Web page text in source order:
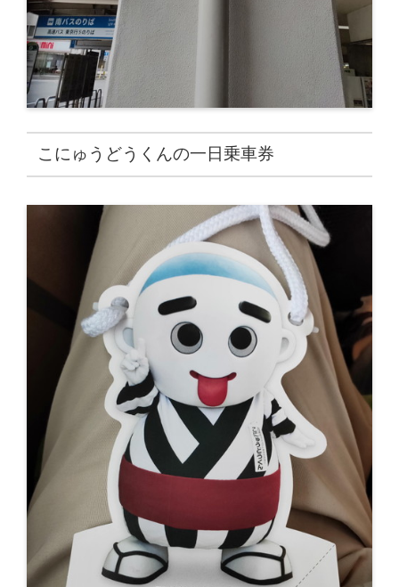
こにゅうどうくんの一日乗車券